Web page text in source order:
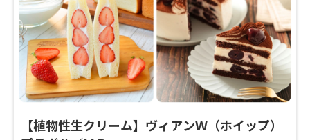
【植物性生クリーム】ヴィアンＷ（ホイップ）